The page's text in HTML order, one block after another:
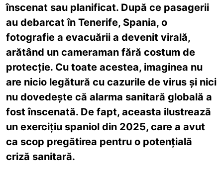
înscenat sau planificat. După ce pasagerii
au debarcat în Tenerife, Spania, o
fotografie a evacuării a devenit virală,
arătând un cameraman fără costum de
protecție. Cu toate acestea, imaginea nu
are nicio legătură cu cazurile de virus și nici
nu dovedește că alarma sanitară globală a
fost înscenată. De fapt, aceasta ilustrează
un exercițiu spaniol din 2025, care a avut
ca scop pregătirea pentru o potențială
criză sanitară.